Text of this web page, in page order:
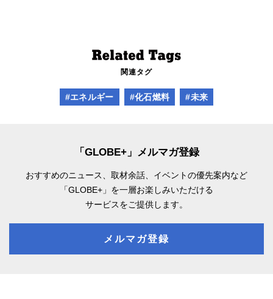
関連タグ
#エネルギー #化石燃料 #未来
「GLOBE+」メルマガ登録
おすすめのニュース、取材余話、 イベントの優先案内など
「GLOBE+」を一層お楽しみいただける
サービスをご提供します。
メルマガ登録